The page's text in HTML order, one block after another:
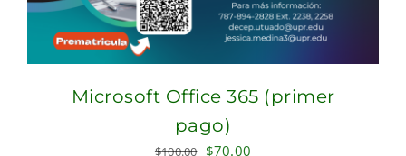
Microsoft Office 365 (primer
pago)
$100.00 Original
$70.00